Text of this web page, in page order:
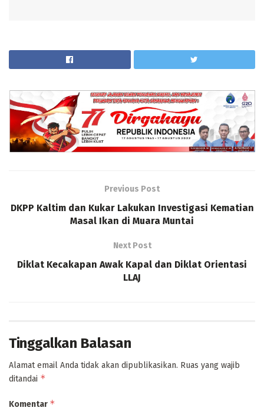
Previous Post
DKPP Kaltim dan Kukar Lakukan Investigasi Kematian
Masal Ikan di Muara Muntai
Next Post
Diklat Kecakapan Awak Kapal dan Diklat Orientasi
LLAJ
Tinggalkan Balasan
Alamat email Anda tidak akan dipublikasikan. Ruas yang wajib
ditandai *
Komentar *